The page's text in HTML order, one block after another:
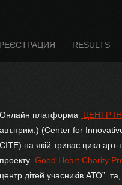
РЕЄСТРАЦИЯ RESULTS
Онлайн платформа ЦЕНТР
авт.прим.) (Center for
СІТЕ) на якій триває цикл
проекту Gооd Heart Charity
центр дітей учасників АТО” та,